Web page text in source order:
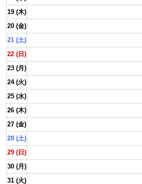
19 (木)
20 (金)
21 (土)
22 (日)
23 (月)
24 (火)
25 (水)
26 (木)
27 (金)
28 (土)
29 (日)
30 (月)
31 (火)